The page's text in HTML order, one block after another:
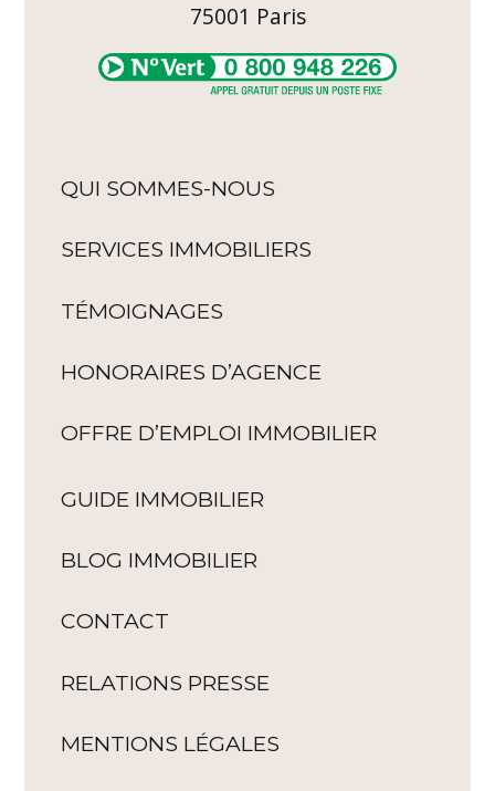
75001 Paris
QUI SOMMES-NOUS
SERVICES IMMOBILIERS
TÉMOIGNAGES
HONORAIRES D’AGENCE
OFFRE D’EMPLOI IMMOBILIER
GUIDE IMMOBILIER
BLOG IMMOBILIER
CONTACT
RELATIONS PRESSE
MENTIONS LÉGALES